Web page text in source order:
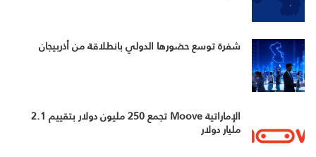
شفرة توسع حضورها الدولي بانطلاقة من أذربيجان
الإماراتية Moove تجمع 250 مليون دولار بتقييم 2.1
مليار دولار